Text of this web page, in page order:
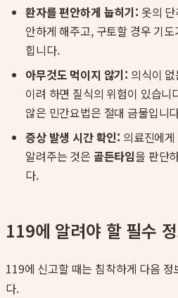
환자를 편안하게 눕히기: 옷의
안하게 해주고, 구토할 경우 기
힙니다.
아무것도 먹이지 않기: 의식이
이려 하면 질식의 위험이 있습니
않은 민간요법은 절대 금물입니
증상 발생 시간 확인: 의료진에
알려주는 것은 골든타임을 판단
다.
119에 알려야 할 필수
119에 신고할 때는 침착하게 다음
다.